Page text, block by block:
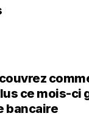
ce mois-ci
bancaire